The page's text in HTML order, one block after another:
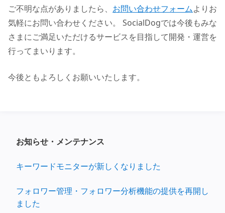
ご不明な点がありましたら、 お問い合わせフォームよりお
気軽にお問い合わせください。 SocialDogでは今後もみな
さまにご満足いただけるサービスを目指して開発・運営を
行ってまいります。
今後ともよろしくお願いいたします。
お知らせ・メンテナンス
キーワードモニターが新しくなりました
フォロワー管理・フォロワー分析機能の提供を再開し
ました